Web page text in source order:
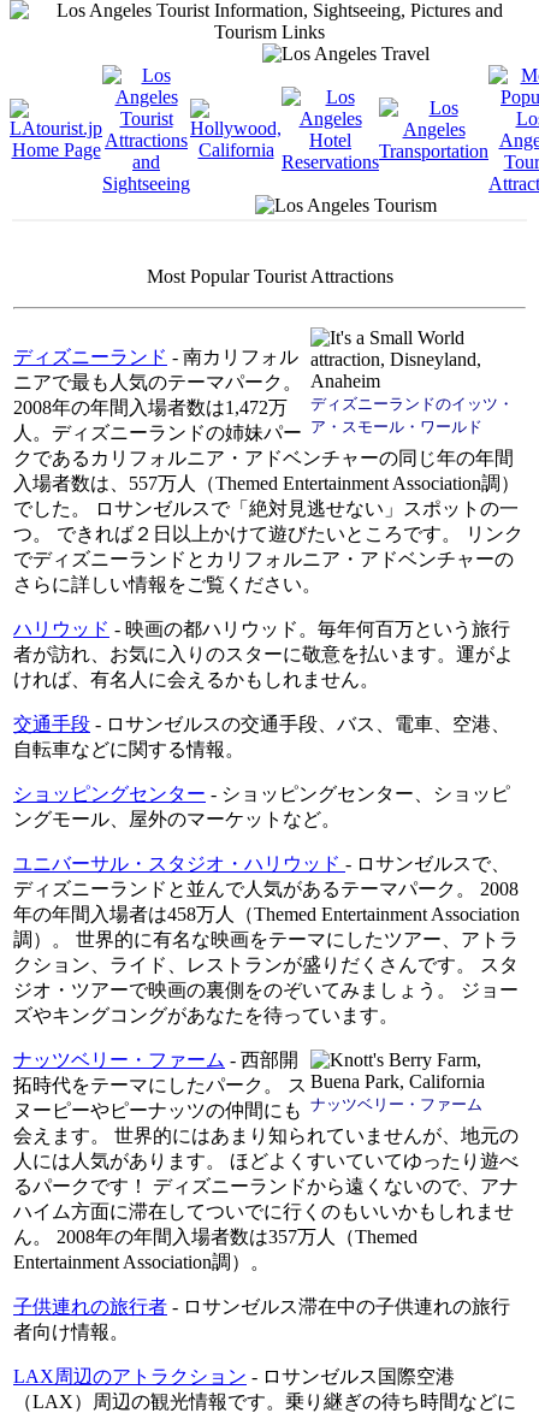
Most Popular Tourist Attractions
ディズニーランドのイッツ・
ア・スモール・ワールド
ディズニーランド - 南カリフォル
ニアで最も人気のテーマパーク。
2008年の年間入場者数は1,472万
人。ディズニーランドの姉妹パー
クであるカリフォルニア・アドベンチャーの同じ年の年間
入場者数は、557万人（Themed Entertainment Association調）
でした。 ロサンゼルスで「絶対見逃せない」スポットの一
つ。 できれば２日以上かけて遊びたいところです。 リンク
でディズニーランドとカリフォルニア・アドベンチャーの
さらに詳しい情報をご覧ください。
ハリウッド - 映画の都ハリウッド。毎年何百万という旅行
者が訪れ、お気に入りのスターに敬意を払います。運がよ
ければ、有名人に会えるかもしれません。
交通手段 - ロサンゼルスの交通手段、バス、電車、空港、
自転車などに関する情報。
ショッピングセンター - ショッピングセンター、ショッピ
ングモール、屋外のマーケットなど。
ユニバーサル・スタジオ・ハリウッド - ロサンゼルスで、
ディズニーランドと並んで人気があるテーマパーク。 2008
年の年間入場者は458万人（Themed Entertainment Association
調）。 世界的に有名な映画をテーマにしたツアー、アトラ
クション、ライド、レストランが盛りだくさんです。 スタ
ジオ・ツアーで映画の裏側をのぞいてみましょう。 ジョー
ズやキングコングがあなたを待っています。
ナッツベリー・ファーム
ナッツベリー・ファーム - 西部開
拓時代をテーマにしたパーク。 ス
ヌーピーやピーナッツの仲間にも
会えます。 世界的にはあまり知られていませんが、地元の
人には人気があります。 ほどよくすいていてゆったり遊べ
るパークです！ ディズニーランドから遠くないので、アナ
ハイム方面に滞在してついでに行くのもいいかもしれませ
ん。 2008年の年間入場者数は357万人（Themed
Entertainment Association調）。
子供連れの旅行者 - ロサンゼルス滞在中の子供連れの旅行
者向け情報。
LAX周辺のアトラクション - ロサンゼルス国際空港
（LAX）周辺の観光情報です。乗り継ぎの待ち時間などに